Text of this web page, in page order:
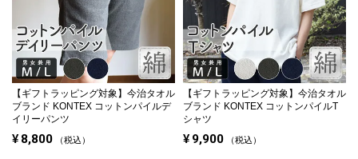
【ギフトラッピング対象】 今治タオル
ブランド KONTEX コットンパイルデ
イリーパンツ
¥ 8,800 税込
【ギフトラッピング対象】 今治タオル
ブランド KONTEX コットンパイルT
シャツ
¥ 9,900 税込